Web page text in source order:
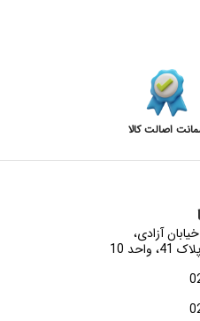
اصالت کالا
آزادی،
10